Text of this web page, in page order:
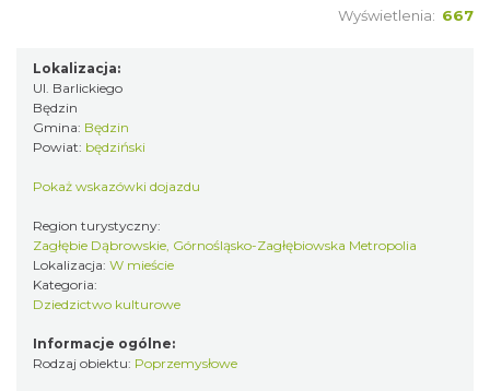
Wyświetlenia: 667
Lokalizacja:
Ul. Barlickiego
Będzin
Gmina: Będzin
Powiat: będziński
Pokaż wskazówki dojazdu
Region turystyczny:
Zagłębie Dąbrowskie, Górnośląsko-Zagłębiowska Metropolia
Lokalizacja: W mieście
Kategoria:
Dziedzictwo kulturowe
Informacje ogólne:
Rodzaj obiektu: Poprzemysłowe